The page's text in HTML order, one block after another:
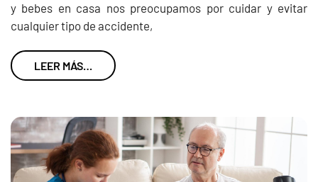
y bebes en casa nos preocupamos por cuidar y evitar
cualquier tipo de accidente,
LEER MÁS…